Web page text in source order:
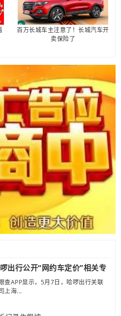
百万长城车主注意了！长城汽车开
卖保险了
出行公开“网约车定价”相关专
查APP显示，5月7日，哈啰出行关联
上海...